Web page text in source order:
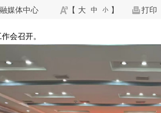
媒体中心 【 大 中 小 】 打印
会召开。